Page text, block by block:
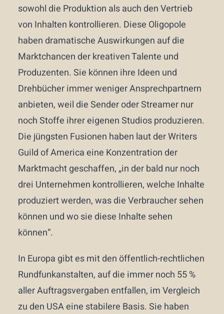
sowohl die Produktion als auch den Vertrieb
von Inhalten kontrollieren. Diese Oligopole
haben dramatische Auswirkungen auf die
Marktchancen der kreativen Talente und
Produzenten. Sie können ihre Ideen und
Drehbücher immer weniger Ansprechpartnern
anbieten, weil die Sender oder Streamer nur
noch Stoffe ihrer eigenen Studios produzieren.
Die jüngsten Fusionen haben laut der Writers
Guild of America eine Konzentration der
Marktmacht geschaffen, „in der bald nur noch
drei Unternehmen kontrollieren, welche Inhalte
produziert werden, was die Verbraucher sehen
können und wo sie diese Inhalte sehen
können“.
In Europa gibt es mit den öffentlich-rechtlichen
Rundfunkanstalten, auf die immer noch 55 %
aller Auftragsvergaben entfallen, im Vergleich
zu den USA eine stabilere Basis. Sie haben